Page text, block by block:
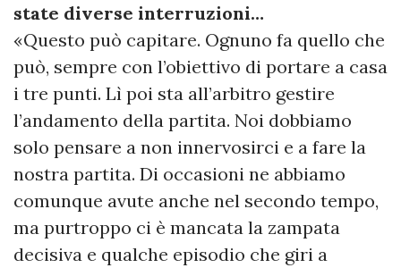
state diverse interruzioni…
«Questo può capitare. Ognuno fa quello che
può, sempre con l’obiettivo di portare a casa
i tre punti. Lì poi sta all’arbitro gestire
l’andamento della partita. Noi dobbiamo
solo pensare a non innervosirci e a fare la
nostra partita. Di occasioni ne abbiamo
comunque avute anche nel secondo tempo,
ma purtroppo ci è mancata la zampata
decisiva e qualche episodio che giri a